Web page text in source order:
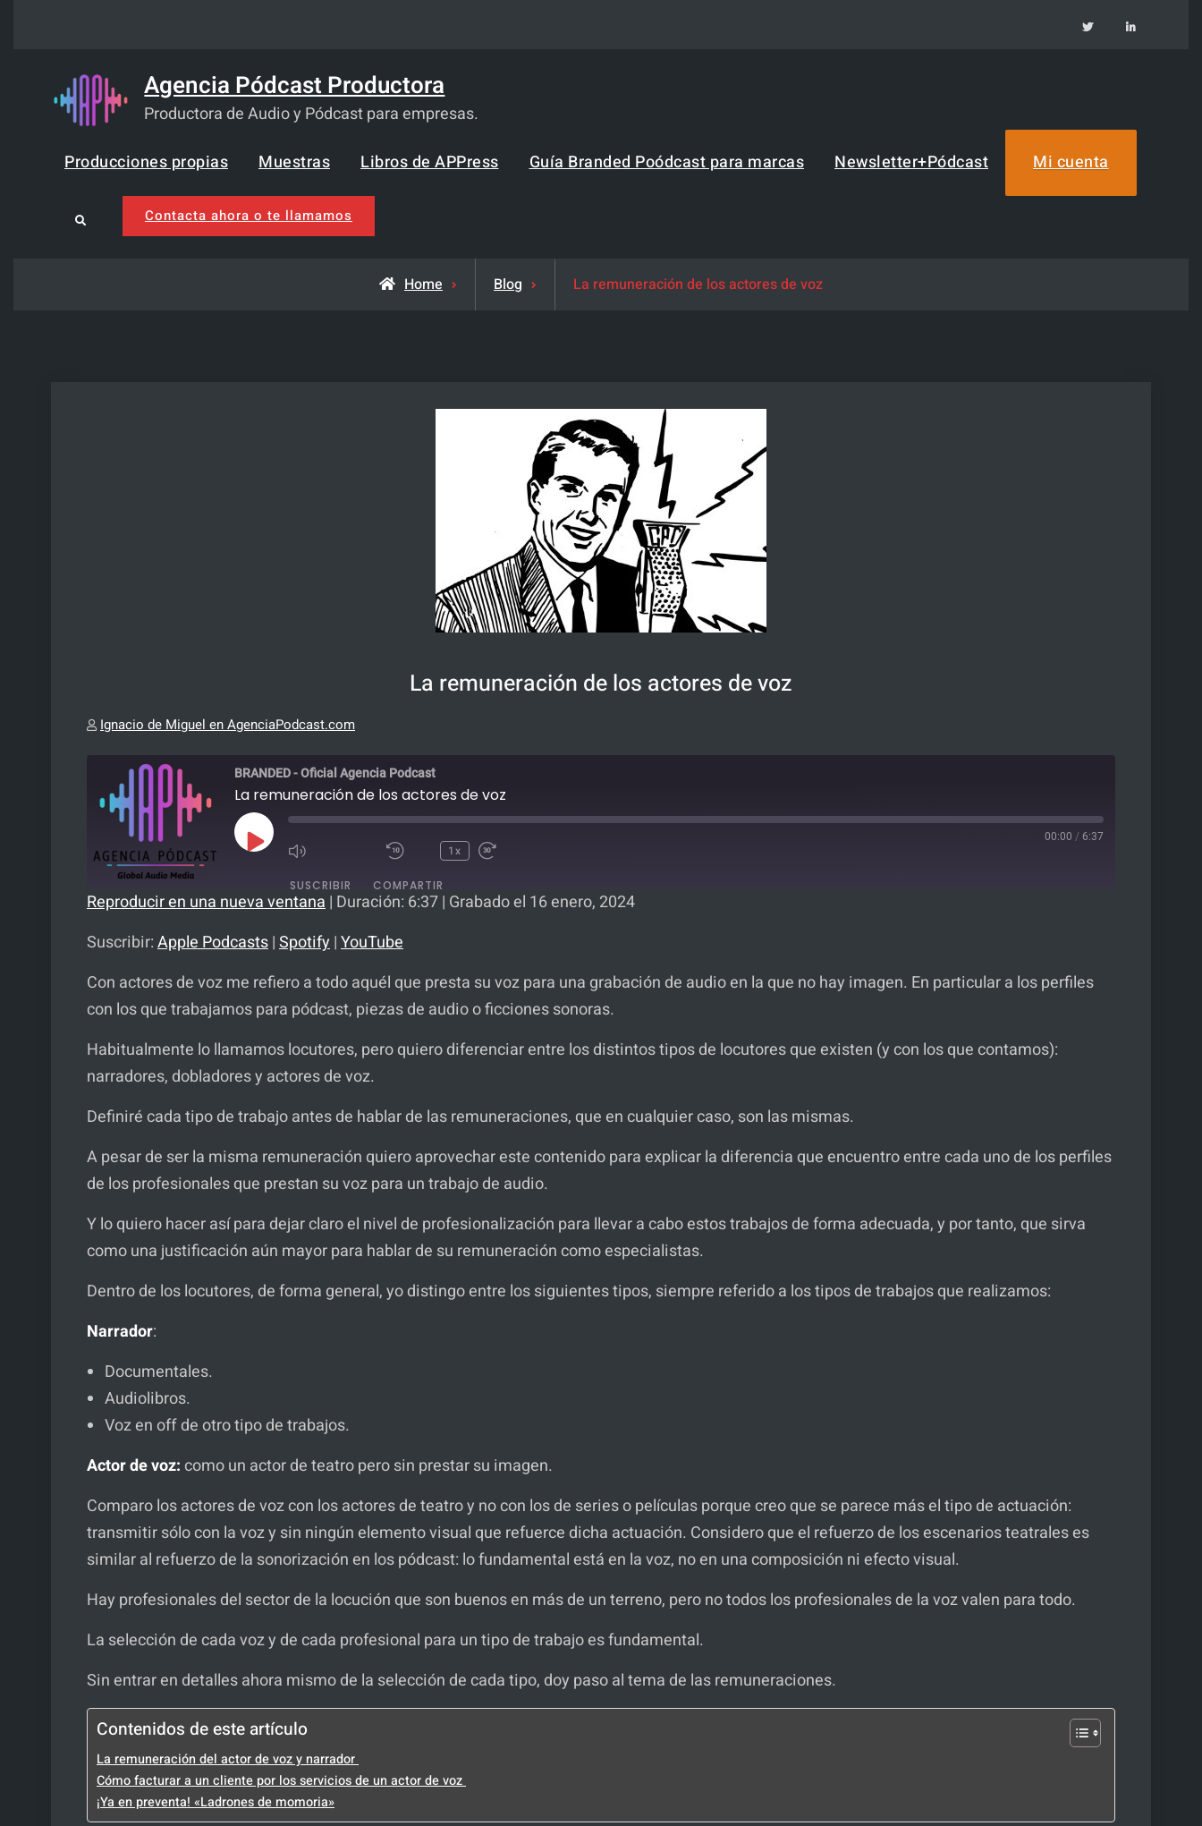
TW IN
Agencia Pódcast Productora
Productora de Audio y Pódcast para empresas.
Producciones propias
Muestras Libros de APPress Guía Branded Poódcast para marcas Newsletter+Pódcast Mi cuenta
Search Contacta ahora o te llamamos
Home Blog La remuneración de los actores de voz
La remuneración de los actores de voz
Ignacio de Miguel en AgenciaPodcast.com
BRANDED - Oficial Agencia Podcast
La remuneración de los actores de voz
Reproducir
1x
00:00 / 6:37
SUSCRIBIR COMPARTIR
INCRUSTAR
Reproducir en una nueva ventana| Duración: 6:37| Grabado el 16 enero, 2024
Suscribir:Apple Podcasts|Spotify|YouTube
Con actores de voz me refiero a todo aquél que presta su voz para una grabación de audio en la que no hay imagen. En particular a los perfiles
con los que trabajamos para pódcast, piezas de audio o ficciones sonoras.
Habitualmente lo llamamos locutores, pero quiero diferenciar entre los distintos tipos de locutores que existen (y con los que contamos):
narradores, dobladores y actores de voz.
Definiré cada tipo de trabajo antes de hablar de las remuneraciones, que en cualquier caso, son las mismas.
A pesar de ser la misma remuneración quiero aprovechar este contenido para explicar la diferencia que encuentro entre cada uno de los perfiles
de los profesionales que prestan su voz para un trabajo de audio.
Y lo quiero hacer así para dejar claro el nivel de profesionalización para llevar a cabo estos trabajos de forma adecuada, y por tanto, que sirva
como una justificación aún mayor para hablar de su remuneración como especialistas.
Dentro de los locutores, de forma general, yo distingo entre los siguientes tipos, siempre referido a los tipos de trabajos que realizamos:
Narrador:
Documentales.
Audiolibros.
Voz en off de otro tipo de trabajos.
Actor de voz:como un actor de teatro pero sin prestar su imagen.
Comparo los actores de voz con los actores de teatro y no con los de series o películas porque creo que se parece más el tipo de actuación:
transmitir sólo con la voz y sin ningún elemento visual que refuerce dicha actuación. Considero que el refuerzo de los escenarios teatrales es
similar al refuerzo de la sonorización en los pódcast: lo fundamental está en la voz, no en una composición ni efecto visual.
Hay profesionales del sector de la locución que son buenos en más de un terreno, pero no todos los profesionales de la voz valen para todo.
La selección de cada voz y de cada profesional para un tipo de trabajo es fundamental.
Sin entrar en detalles ahora mismo de la selección de cada tipo, doy paso al tema de las remuneraciones.
Contenidos de este artículo
La remuneración del actor de voz y narrador
Cómo facturar a un cliente por los servicios de un actor de voz
¡Ya en preventa! «Ladrones de momoria»